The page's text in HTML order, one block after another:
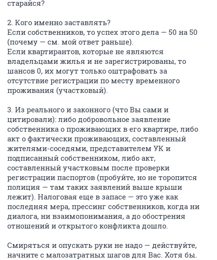
старайся?
2. Кого именно заставлять?
Если собственников, то успех этого дела — 50 на 50
(почему — см. мой ответ раньше).
Если квартирантов, которые не являются
владельцами жилья и не зарегистрированы, то
шансов 0, их могут только оштрафовать за
отсутствие регистрации по месту временного
проживания (участковый).
3. Из реального и законного (что Вы сами и
цитировали): либо добровольное заявление
собственника о проживающих в его квартире, либо
акт о фактически проживающих, составленный
жителями-соседями, представителем УК и
подписанный собственником, либо акт,
составленный участковым после проверки
регистрации паспортов (пробуйте, но не торопится
полиция — там таких заявлений выше крыши
лежит). Налоговая еще в запасе — это уже как
последняя мера, прессинг собственников, когда ни
диалога, ни взаимопонимания, а до обострения
отношений и открытого конфликта дошло.
Смиряться и опускать руки не надо — действуйте,
начните с малозатратных шагов для Вас. Хотя бы.